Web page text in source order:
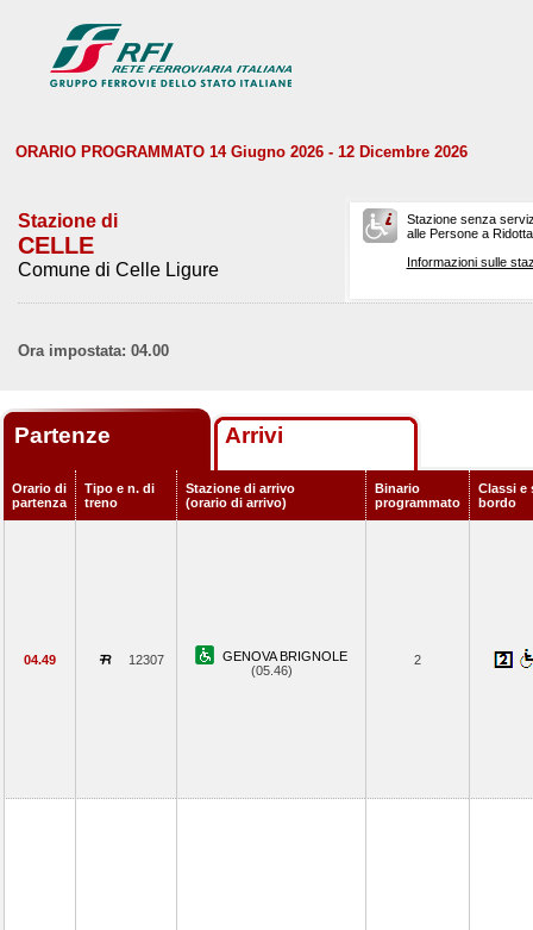
ORARIO PROGRAMMATO 14 Giugno 2026 - 12 Dicembre 2026
Stazione di
CELLE
Comune di Celle Ligure
Stazione senza
alle Persone a
Informazioni sulle
Ora impostata: 04.00
Partenze Arrivi
Orario di
partenza
Tipo e n. di
treno
Stazione di arrivo
(orario di arrivo)
Binario
programmato
Classi e
bordo
04.49 12307
GENOVA BRIGNOLE
(05.46)
2